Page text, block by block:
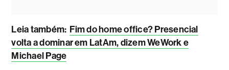
Leia também: Fim do home office? Presencial
volta a dominar em LatAm, dizem WeWork e
Michael Page